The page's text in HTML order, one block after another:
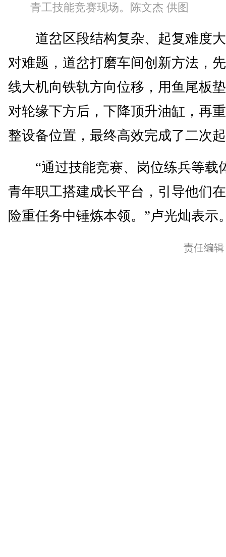
青工技能竞赛现场。陈文杰 供图
道岔区段结构复杂、起复难度
对难题，道岔打磨车间创新方法，
线大机向铁轨方向位移，用鱼尾板
对轮缘下方后，下降顶升油缸，再
整设备位置，最终高效完成了二次
“通过技能竞赛、岗位练兵等载
青年职工搭建成长平台，引导他们
险重任务中锤炼本领。”卢光灿表示
责任编